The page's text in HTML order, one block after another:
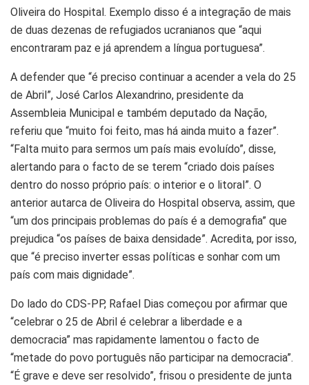
Oliveira do Hospital. Exemplo disso é a integração de mais
de duas dezenas de refugiados ucranianos que “aqui
encontraram paz e já aprendem a língua portuguesa”.
A defender que “é preciso continuar a acender a vela do 25
de Abril”, José Carlos Alexandrino, presidente da
Assembleia Municipal e também deputado da Nação,
referiu que “muito foi feito, mas há ainda muito a fazer”.
“Falta muito para sermos um país mais evoluído”, disse,
alertando para o facto de se terem “criado dois países
dentro do nosso próprio país: o interior e o litoral”. O
anterior autarca de Oliveira do Hospital observa, assim, que
“um dos principais problemas do país é a demografia” que
prejudica “os países de baixa densidade”. Acredita, por isso,
que “é preciso inverter essas políticas e sonhar com um
país com mais dignidade”.
Do lado do CDS-PP, Rafael Dias começou por afirmar que
“celebrar o 25 de Abril é celebrar a liberdade e a
democracia” mas rapidamente lamentou o facto de
“metade do povo português não participar na democracia”.
“É grave e deve ser resolvido”, frisou o presidente de junta